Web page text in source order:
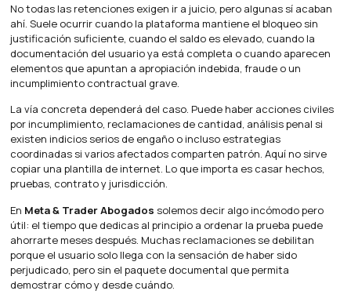
No todas las retenciones exigen ir a juicio, pero algunas sí acaban
ahí. Suele ocurrir cuando la plataforma mantiene el bloqueo sin
justificación suficiente, cuando el saldo es elevado, cuando la
documentación del usuario ya está completa o cuando aparecen
elementos que apuntan a apropiación indebida, fraude o un
incumplimiento contractual grave.
La vía concreta dependerá del caso. Puede haber acciones civiles
por incumplimiento, reclamaciones de cantidad, análisis penal si
existen indicios serios de engaño o incluso estrategias
coordinadas si varios afectados comparten patrón. Aquí no sirve
copiar una plantilla de internet. Lo que importa es casar hechos,
pruebas, contrato y jurisdicción.
En Meta & Trader Abogados solemos decir algo incómodo pero
útil: el tiempo que dedicas al principio a ordenar la prueba puede
ahorrarte meses después. Muchas reclamaciones se debilitan
porque el usuario solo llega con la sensación de haber sido
perjudicado, pero sin el paquete documental que permita
demostrar cómo y desde cuándo.